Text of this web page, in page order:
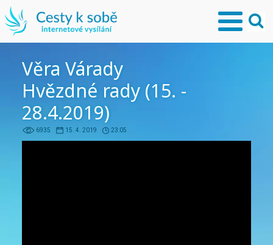
Věra Várady
Hvězdné rady (15. -
28.4.2019)
6935 15. 4. 2019 23:05